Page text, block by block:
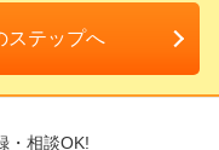
ステップへ
・相談OK!